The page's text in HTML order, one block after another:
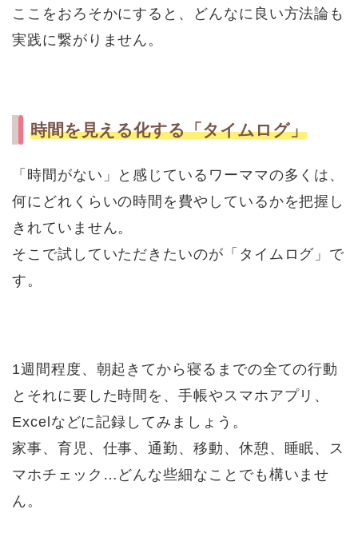
ここをおろそかにすると、どんなに良い方法論も
実践に繋がりません。
時間を見える化する「タイムログ」
「時間がない」と感じているワーママの多くは、
何にどれくらいの時間を費やしているかを把握し
きれていません。
そこで試していただきたいのが「タイムログ」で
す。
1週間程度、朝起きてから寝るまでの全ての行動
とそれに要した時間を、手帳やスマホアプリ、
Excelなどに記録してみましょう。
家事、育児、仕事、通勤、移動、休憩、睡眠、ス
マホチェック…どんな些細なことでも構いませ
ん。